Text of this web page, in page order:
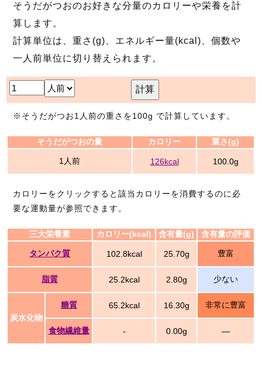
そうだがつおのお好きな分量のカロリーや栄養を計
算します。
計算単位は、重さ(g)、エネルギー量(kcal)、個数や
一人前単位に切り替えられます。
計算
※そうだがつお1人前の重さを100g で計算しています。
そうだがつおの量 カロリー 重さ(g)
1人前 126kcal 100.0g
カロリーをクリックすると該当カロリーを消費するのに必
要な運動量が参照できます。
三大栄養素 カロリー(kcal) 含有量(g) 含有量の評価
タンパク質 102.8kcal 25.70g 豊富
脂質 25.2kcal 2.80g 少ない
炭水化物
糖質 65.2kcal 16.30g 非常に豊富
食物繊維量 - 0.00g ―